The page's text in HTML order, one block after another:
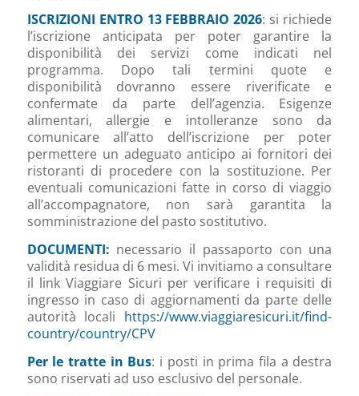
ISCRIZIONI ENTRO 13 FEBBRAIO 2026: si richiede
l’iscrizione anticipata per poter garantire la
disponibilità dei servizi come indicati nel
programma. Dopo tali termini quote e
disponibilità dovranno essere riverificate e
confermate da parte dell’agenzia. Esigenze
alimentari, allergie e intolleranze sono da
comunicare all’atto dell’iscrizione per poter
permettere un adeguato anticipo ai fornitori dei
ristoranti di procedere con la sostituzione. Per
eventuali comunicazioni fatte in corso di viaggio
all’accompagnatore, non sarà garantita la
somministrazione del pasto sostitutivo.
DOCUMENTI: necessario il passaporto con una
validità residua di 6 mesi. Vi invitiamo a consultare
il link Viaggiare Sicuri per verificare i requisiti di
ingresso in caso di aggiornamenti da parte delle
autorità locali https://www.viaggiaresicuri.it/find-
country/country/CPV
Per le tratte in Bus: i posti in prima fila a destra
sono riservati ad uso esclusivo del personale.